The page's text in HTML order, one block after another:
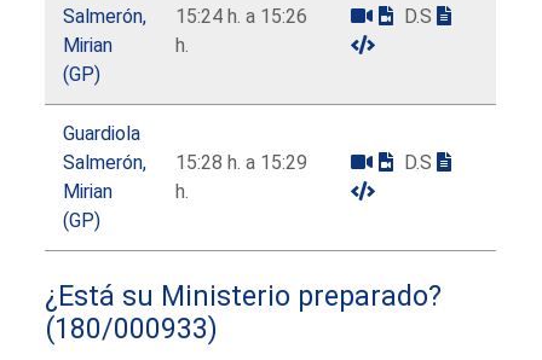
Salmerón,
Mirian
(GP)
15:24 h. a 15:26
h.
D.S
Guardiola
Salmerón,
Mirian
(GP)
15:28 h. a 15:29
h.
D.S
¿Está su Ministerio preparado?
(180/000933)